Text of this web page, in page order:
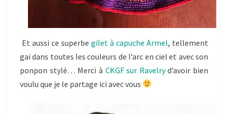
Et aussi ce superbe gilet à capuche Armel, tellement
gai dans toutes les couleurs de l’arc en ciel et avec son
ponpon stylé… Merci à CKGF sur Ravelryd’avoir bien
voulu que je le partage ici avec vous